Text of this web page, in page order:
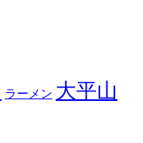
ラーメン 大平山